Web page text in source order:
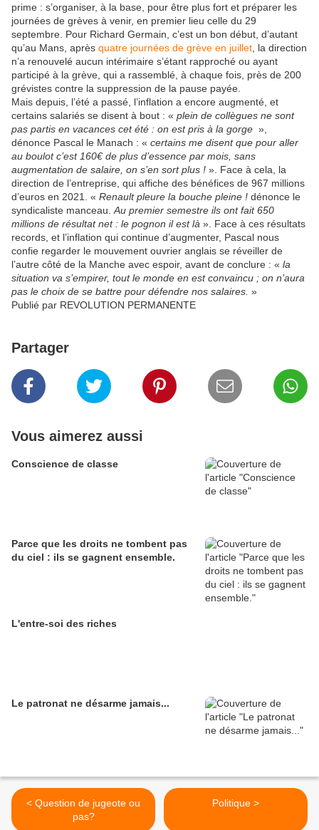
prime : s’organiser, à la base, pour être plus fort et préparer les
journées de grèves à venir, en premier lieu celle du 29
septembre. Pour Richard Germain, c’est un bon début, d’autant
qu’au Mans, après quatre journées de grève en juillet , la direction
n’a renouvelé aucun intérimaire s’étant rapproché ou ayant
participé à la grève, qui a rassemblé, à chaque fois, près de 200
grévistes contre la suppression de la pause payée.
Mais depuis, l’été a passé, l’inflation a encore augmenté, et
certains salariés se disent à bout : « plein de collègues ne sont
pas partis en vacances cet été : on est pris à la gorge »,
dénonce Pascal le Manach : « certains me disent que pour aller
au boulot c’est 160€ de plus d’essence par mois, sans
augmentation de salaire, on s’en sort plus ! ». Face à cela, la
direction de l’entreprise, qui affiche des bénéfices de 967 millions
d’euros en 2021. « Renault pleure la bouche pleine ! dénonce le
syndicaliste manceau. Au premier semestre ils ont fait 650
millions de résultat net : le pognon il est là ». Face à ces résultats
records, et l’inflation qui continue d’augmenter, Pascal nous
confie regarder le mouvement ouvrier anglais se réveiller de
l’autre côté de la Manche avec espoir, avant de conclure : « la
situation va s’empirer, tout le monde en est convaincu ; on n’aura
pas le choix de se battre pour défendre nos salaires. »
Publié par REVOLUTION PERMANENTE
Partager
Vous aimerez aussi
Conscience de classe
Parce que les droits ne tombent pas
du ciel : ils se gagnent ensemble.
L'entre-soi des riches
Le patronat ne désarme jamais...
< Question de jugeote ou
pas?
Politique >